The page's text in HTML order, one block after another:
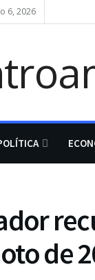
6, 2026
de